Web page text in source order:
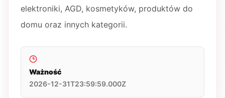
elektroniki, AGD, kosmetyków, produktów do
domu oraz innych kategorii.
Ważność
2026-12-31T23:59:59.000Z